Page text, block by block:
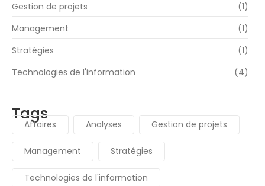
Gestion de projets
(1)
Management
(1)
Stratégies
(1)
Technologies de l'information
(4)
Tags
Affaires Analyses Gestion de projets
Management Stratégies
Technologies de l'information